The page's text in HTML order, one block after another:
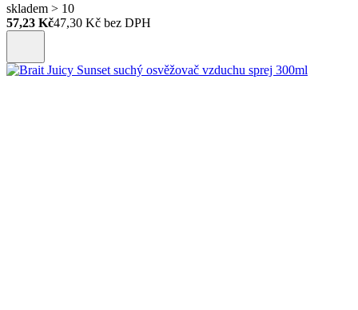
skladem > 10
57,23 Kč47,30 Kč bez DPH